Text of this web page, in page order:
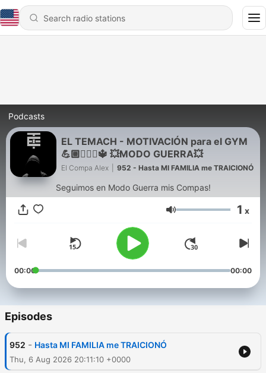
Podcasts
EL TEMACH - MOTIVACIÓN para el GYM
💪🏼🏋🏻‍♀🔱 💥MODO GUERRA💥
El Compa Alex 952 - Hasta MI FAMILIA me TRAICIONÓ
Seguimos en Modo Guerra mis Compas!
Volume 1 x
00:00 00:00
Episodes
952 - Hasta MI FAMILIA me TRAICIONÓ
Thu, 6 Aug 2026 20:11:10 +0000